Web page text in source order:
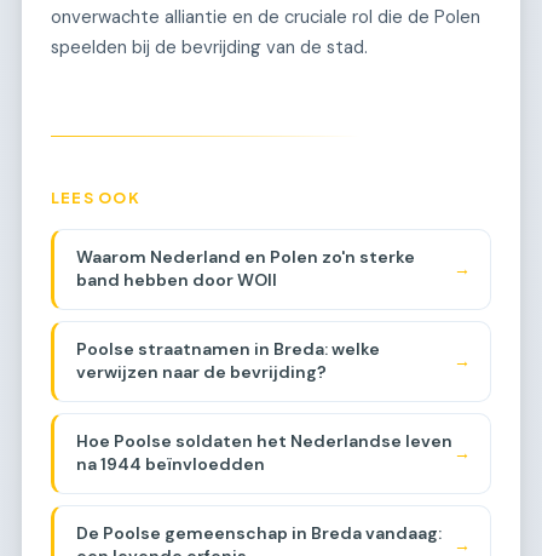
onverwachte alliantie en de cruciale rol die de Polen
speelden bij de bevrijding van de stad.
LEES OOK
Waarom Nederland en Polen zo'n sterke
band hebben door WOII
→
Poolse straatnamen in Breda: welke
verwijzen naar de bevrijding?
→
Hoe Poolse soldaten het Nederlandse leven
na 1944 beïnvloedden
→
De Poolse gemeenschap in Breda vandaag:
→